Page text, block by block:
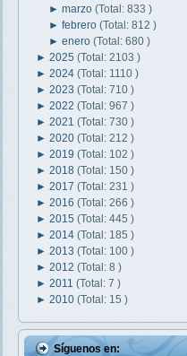
►marzo(Total: 833 )
►febrero(Total: 812 )
►enero(Total: 680 )
► 2025 (Total: 2103 )
► 2024 (Total: 1110 )
► 2023 (Total: 710 )
► 2022 (Total: 967 )
► 2021 (Total: 730 )
► 2020 (Total: 212 )
► 2019 (Total: 102 )
► 2018 (Total: 150 )
► 2017 (Total: 231 )
► 2016 (Total: 266 )
► 2015 (Total: 445 )
► 2014 (Total: 185 )
► 2013 (Total: 100 )
► 2012 (Total: 8 )
► 2011 (Total: 7 )
► 2010 (Total: 15 )
Síguenos en: